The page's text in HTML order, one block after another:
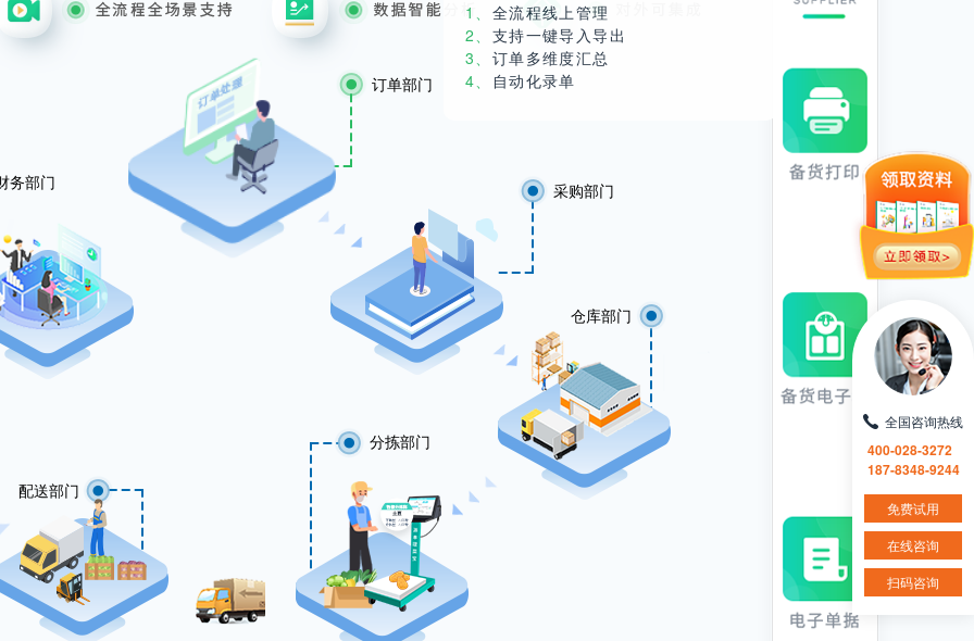
订单部门
1、 全流程线上管理
2、 支持一键导入导出
3、 订单多维度汇总
4、
自动化录单
采购部门
仓库部门
分拣部门
配送部门
务部门
全国咨询热线
400-028-3272
187-8348-9244
免费试用
在线咨询
扫码咨询